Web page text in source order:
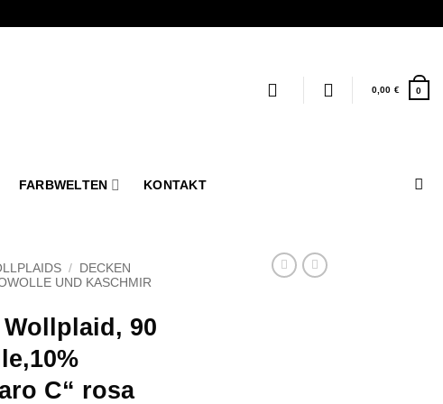
0,00 € 0
FARBWELTEN KONTAKT
/
DECKEN
UND KASCHMIR
90
C“ rosa